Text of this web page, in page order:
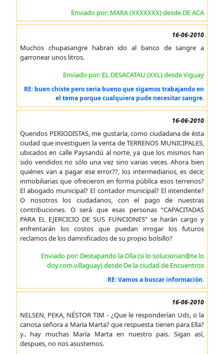
Enviado por: MARA (XXXXXXX) desde DE ACA
16-06-2010
Muchos chupasangre habran ido al banco de sangre a
garronear unos litros.
Enviado por: EL DESACATAU (XXL) desde Viguay
RE: buen chiste pero seria bueno que sigamos trabajando en
el tema porque cualquiera pude necesitar sangre.
16-06-2010
Queridos PERIODISTAS, me gustaría, como ciudadana de ésta
ciudad que investiguen la venta de TERRENOS MUNICIPALES,
ubicados en calle Paysandú al norte, ya que los mismos han
sido vendidos no sólo una vez sino varias veces. Ahora bien
quiénes van a pagar ese error??, los intermediarios, es decir,
inmobiliarias que ofrecieron en forma pública esos terrenos?
El abogado municipal? El contador municipal? El intendente?
O nosotros los ciudadanos, con el pago de nuestras
contribuciones. O será que esas personas “CAPACITADAS
PARA EL EJERCICIO DE SUS FUNCIONES” se harán cargo y
enfrentarán los costos que puedan irrogar los futuros
reclamos de los damnificados de su propio bolsillo?
Enviado por: Destapando la Olla (si lo solucionan@te lo
doy.com.villaguay) desde De la ciudad de Encuentros
RE: Vamos a buscar información.
16-06-2010
NELSEN, PEKA, NÉSTOR TIM - ¿Que le responderían Uds, o la
canosa señora a María Marta? que respuesta tienen para Ella?
y.. hay muchas María Marta en nuestro pais. Sigan así,
despues, no nos asustemos.